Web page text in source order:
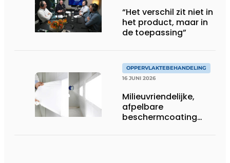
“Het verschil zit niet in
het product, maar in
de toepassing”
OPPERVLAKTEBEHANDELING
16 JUNI 2026
Milieuvriendelijke,
afpelbare
beschermcoating